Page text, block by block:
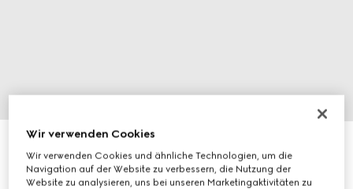
GG Marmont Ohrringe
€ 290
Wir verwenden Cookies
Wir verwenden Cookies und ähnliche Technologien, um die
Navigation auf der Website zu verbessern, die Nutzung der
Website zu analysieren, uns bei unseren Marketingaktivitäten zu